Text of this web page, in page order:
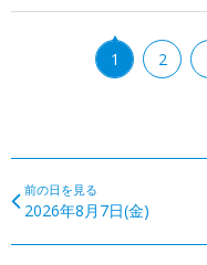
1 2
前の日を見る
2026年8月7日(金)